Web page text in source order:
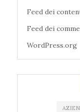
Feed dei
Feed dei
WordPress.org